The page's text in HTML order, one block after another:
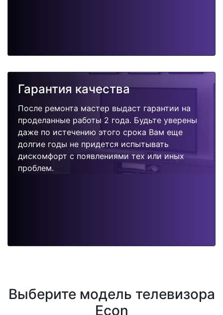
Гарантия качества
После ремонта мастер выдаст гарантии на
проделанные работы 2 года. Будьте уверены
даже по истечению этого срока Вам еще
долгие годы не придется испытывать
дискомфорт с появлениями тех или иных
проблем.
Выберите модель телевизора
Econ